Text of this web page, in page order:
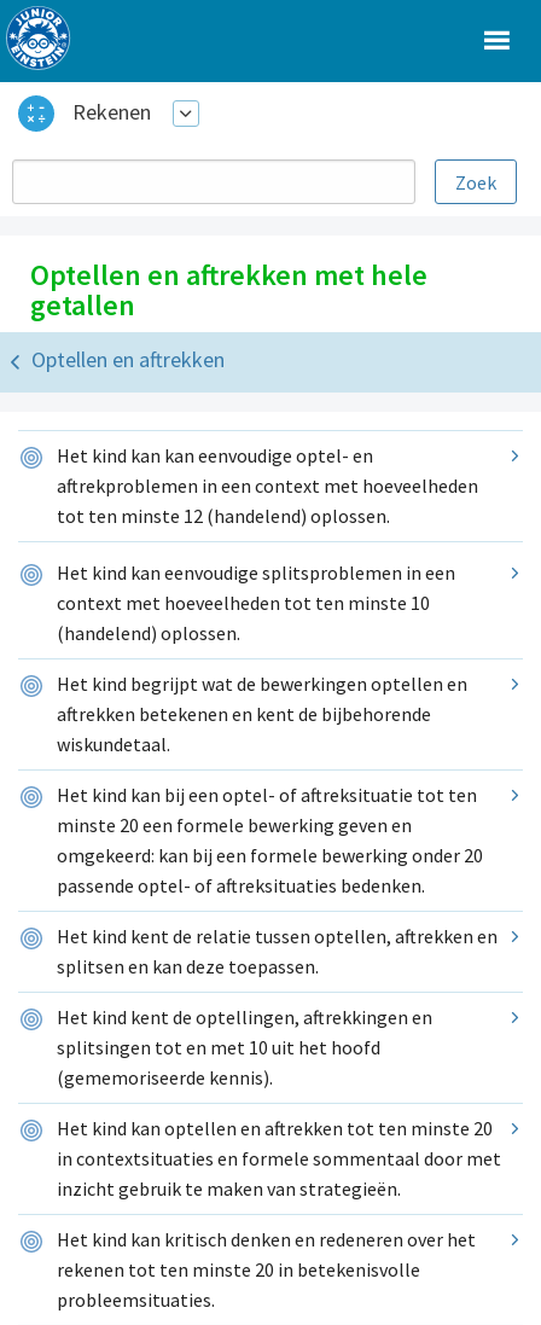
Rekenen
Optellen en aftrekken met hele
getallen
Optellen en aftrekken
Het kind kan kan eenvoudige optel- en
aftrekproblemen in een context met hoeveelheden
tot ten minste 12 (handelend) oplossen.
Het kind kan eenvoudige splitsproblemen in een
context met hoeveelheden tot ten minste 10
(handelend) oplossen.
Het kind begrijpt wat de bewerkingen optellen en
aftrekken betekenen en kent de bijbehorende
wiskundetaal.
Het kind kan bij een optel- of aftreksituatie tot ten
minste 20 een formele bewerking geven en
omgekeerd: kan bij een formele bewerking onder 20
passende optel- of aftreksituaties bedenken.
Het kind kent de relatie tussen optellen, aftrekken en
splitsen en kan deze toepassen.
Het kind kent de optellingen, aftrekkingen en
splitsingen tot en met 10 uit het hoofd
(gememoriseerde kennis).
Het kind kan optellen en aftrekken tot ten minste 20
in contextsituaties en formele sommentaal door met
inzicht gebruik te maken van strategieën.
Het kind kan kritisch denken en redeneren over het
rekenen tot ten minste 20 in betekenisvolle
probleemsituaties.